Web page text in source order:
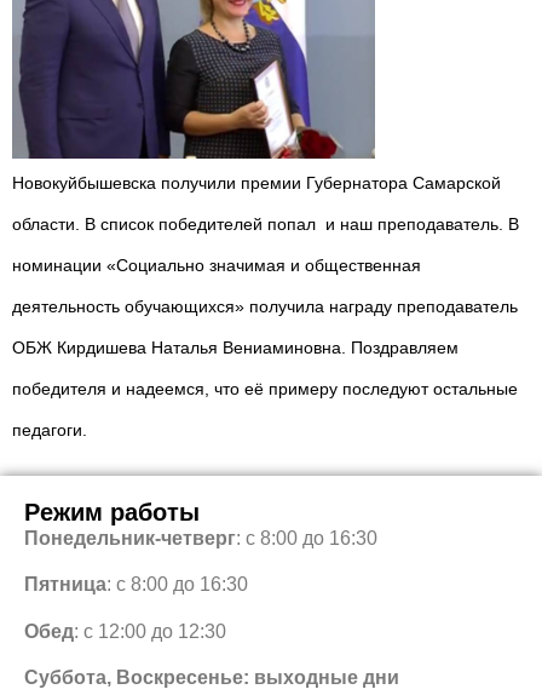
Новокуйбышевска получили премии Губернатора Самарской
области. В список победителей попал и наш преподаватель. В
номинации «Социально значимая и общественная
деятельность обучающихся» получила награду преподаватель
ОБЖ Кирдишева Наталья Вениаминовна. Поздравляем
победителя и надеемся, что её примеру последуют остальные
педагоги.
Режим работы
Понедельник-четверг: с 8:00 до 16:30
Пятница: с 8:00 до 16:30
Обед: с 12:00 до 12:30
Суббота, Воскресенье: выходные дни